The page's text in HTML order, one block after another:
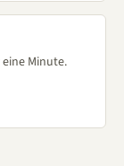
Minute.